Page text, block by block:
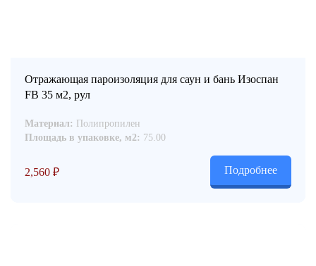
Отражающая пароизоляция для саун и бань Изоспан
FB 35 м2, рул
Материал: Полипропилен
Площадь в упаковке, м2: 75.00
2,560 ₽ Подробнее